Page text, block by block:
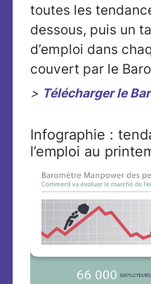
toutes les
dessous, puis un
d’emploi dans
couvert par le
> Télécharger le
Infographie :
l’emploi au